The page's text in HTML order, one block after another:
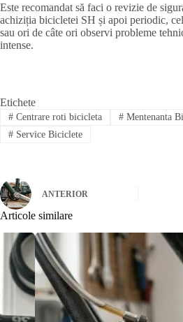
Este recomandat să faci o revizie de
achiziția bicicletei SH și apoi periodic,
sau ori de câte ori observi probleme
intense.
Etichete
#Centrare roti bicicleta #Mentenanta
#Service Biciclete
ANTERIOR
Articole similare